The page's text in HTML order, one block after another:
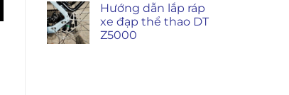
Hướng dẫn lắp ráp
xe đạp thể thao DT
Z5000